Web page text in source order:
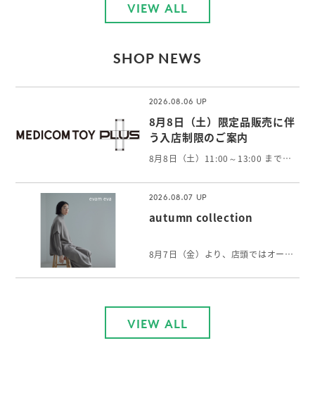
VIEW ALL
SHOP NEWS
2026.08.06
8月8日（土）限定品販売に伴
う入店制限のご案内
8月8日（土）11:00～13:00 まで、限定品の販売に伴い抽選入場販売とさせていただきます。 当選権利をお持ちでないお客様はご入店いただけません。 お客様におかれましては大変ご面倒をお掛けしますが、何卒ご了承の程よろしくお願い申し上げます。
2026.08.07
autumn collection
8月7日（金）より、店頭ではオータムコレクションをご覧いただけます。 軽やかに纏えるウールのニットや、身体をやさしく包むリネンカシミヤのストールなど初秋に向けて、心身にそっと寄り添うアイテムが揃います。
VIEW ALL